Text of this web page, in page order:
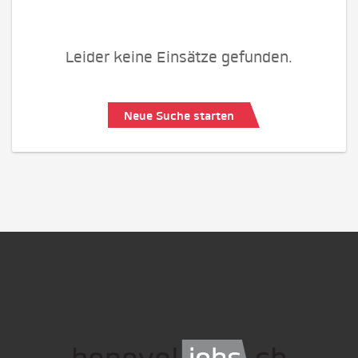
Leider keine Einsätze gefunden.
Neue Suche starten